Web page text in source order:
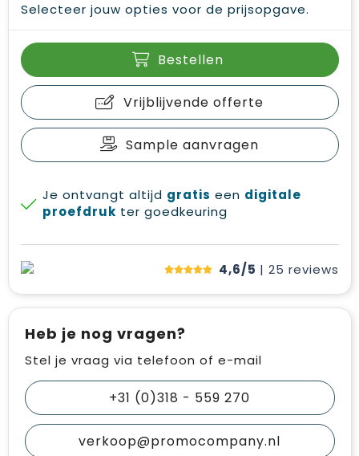
Selecteer jouw opties voor de prijsopgave.
Bestellen
Vrijblijvende offerte
Sample aanvragen
Je ontvangt altijd gratis een digitale
proefdruk ter goedkeuring
4,6/5 | 25 reviews
Heb je nog vragen?
Stel je vraag via telefoon of e-mail
+31 (0)318 - 559 270
verkoop@promocompany.nl